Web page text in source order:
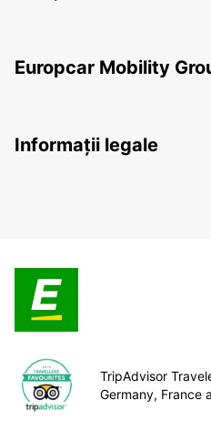
Europcar Mobility
Informații legale
TripAdvisor
Germany, France